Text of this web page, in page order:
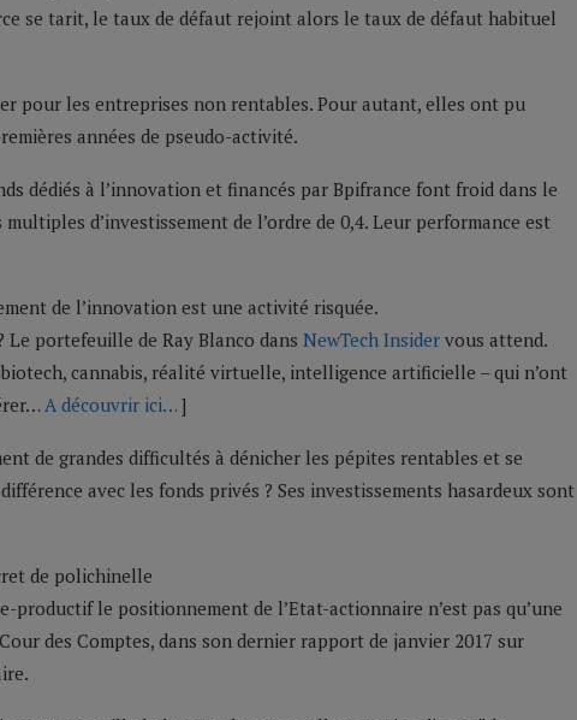
se tarit, le taux de défaut rejoint alors le taux de défaut habituel
pour les entreprises non rentables. Pour autant, elles ont pu
années de pseudo-activité.
dédiés à l’innovation et financés par Bpifrance font froid dans le
d’investissement de l’ordre de 0,4. Leur performance est
de l’innovation est une activité risquée.
portefeuille de Ray Blanco dans NewTech Insider vous attend.
cannabis, réalité virtuelle, intelligence artificielle – qui n’ont
A découvrir ici… ]
de grandes difficultés à dénicher les pépites rentables et se
avec les fonds privés ? Ses investissements hasardeux sont
de polichinelle
productif le positionnement de l’Etat-actionnaire n’est pas qu’une
des Comptes, dans son dernier rapport de janvier 2017 sur